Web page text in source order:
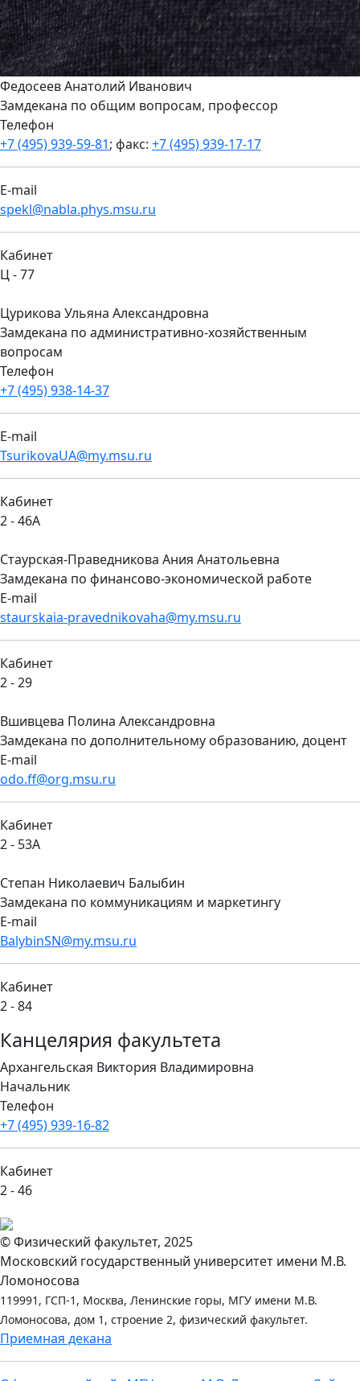
Федосеев Анатолий Иванович
Замдекана по общим вопросам, профессор
Телефон
+7 (495) 939-59-81; факс: +7 (495) 939-17-17
E-mail
spekl@nabla.phys.msu.ru
Кабинет
Ц - 77
Цурикова Ульяна Александровна
Замдекана по административно-хозяйственным
вопросам
Телефон
+7 (495) 938-14-37
E-mail
TsurikovaUA@my.msu.ru
Кабинет
2 - 46А
Стаурская-Праведникова Ания Анатольевна
Замдекана по финансово-экономической работе
E-mail
staurskaia-pravednikovaha@my.msu.ru
Кабинет
2 - 29
Вшивцева Полина Александровна
Замдекана по дополнительному образованию, доцент
E-mail
odo.ff@org.msu.ru
Кабинет
2 - 53А
Степан Николаевич Балыбин
Замдекана по коммуникациям и маркетингу
E-mail
BalybinSN@my.msu.ru
Кабинет
2 - 84
Канцелярия факультета
Архангельская Виктория Владимировна
Начальник
Телефон
+7 (495) 939-16-82
Кабинет
2 - 46
© Физический факультет, 2025
Московский государственный университет имени М.В.
Ломоносова
119991, ГСП-1, Москва, Ленинские горы, МГУ имени М.В.
Ломоносова, дом 1, строение 2, физический факультет.
Приемная декана